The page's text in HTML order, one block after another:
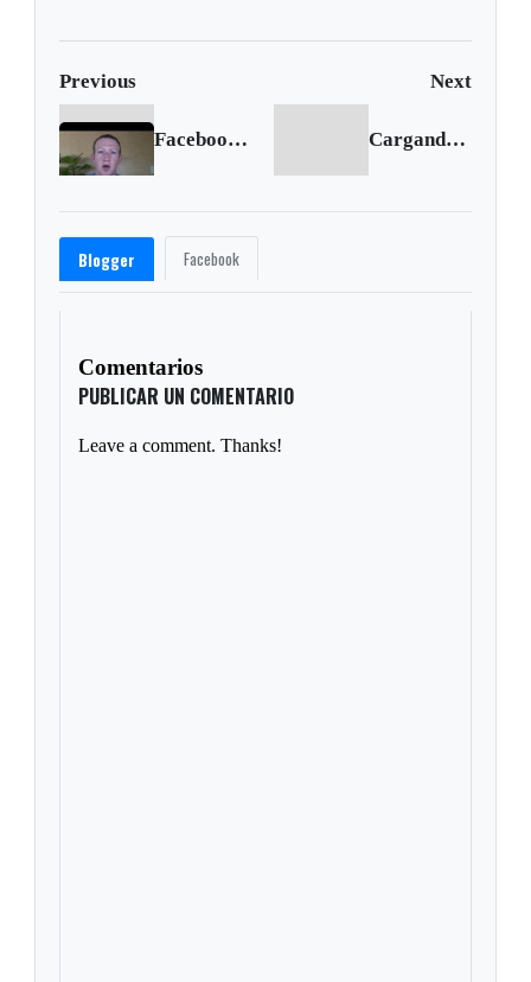
Previous Next
Facebook to flag posts that break its rules Cargando siguiente...
Blogger Facebook
Comentarios
PUBLICAR UN COMENTARIO
Leave a comment. Thanks!